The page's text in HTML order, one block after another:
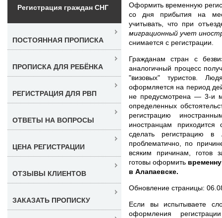
Оформить временную
со дня прибытия на
учитывать, что при
миграционный учет
снимается с регистрации.
Гражданам стран с
аналогичный процесс
"визовых" туристов.
оформляется на период
не предусмотрена — 3-и
определенных
регистрацию
иностранцам приходится
сделать регистрацию в
проблематично, по
всяким причинам, готов
готовы оформить
в Алапаевске.
Обновление страницы:
Если вы испытываете
оформления
Регистрация граждан СНГ
ПОСТОЯННАЯ ПРОПИСКА
ПРОПИСКА ДЛЯ РЕБЁНКА
РЕГИСТРАЦИЯ ДЛЯ РВП
ОТВЕТЫ НА ВОПРОСЫ
ЦЕНА РЕГИСТРАЦИИ
ОТЗЫВЫ КЛИЕНТОВ
ЗАКАЗАТЬ ПРОПИСКУ